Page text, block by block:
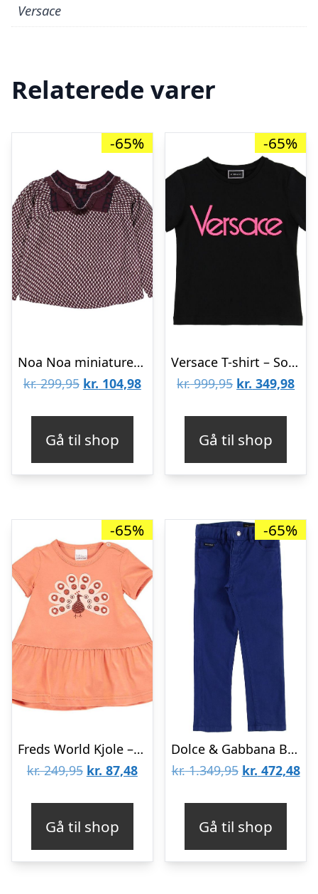
Versace
Relaterede varer
-65%
Noa Noa miniature Bluse – Bordeaux m. Prikker
kr.299,95 Den
var:
kr. 299,95.
kr. 104,98Den
kr. 104,98.
Gå til shop
-65%
Versace T-shirt – Sort/Neonpink m. Tekst
kr.999,95 Den
var:
kr. 999,95.
kr. 349,98Den
kr.
Gå til shop
-65%
Freds World Kjole – Peacock – Melon
kr.249,95 Den
var:
kr. 249,95.
kr. 87,48Den
kr. 87,48.
Gå til shop
-65%
Dolce & Gabbana Bukser – Superhero – Mørkeblå
kr.1.349,95 Den
var:
kr. 1.349,95.
kr. 472,48
kr.
Gå til shop